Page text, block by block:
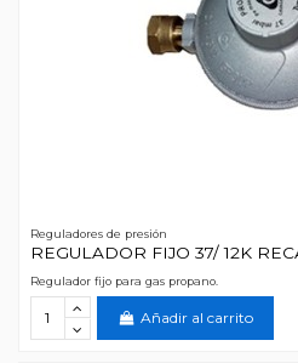
Reguladores de presión
REGULADOR FIJO 37/ 12K
Regulador fijo para gas propano.
Añadir al carrito